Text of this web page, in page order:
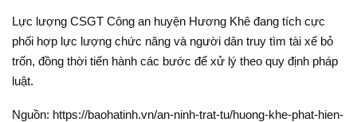
Lực lượng CSGT Công an huyện Hương Khê đang tích cực
phối hợp lực lượng chức năng và người dân truy tìm tài xế bỏ
trốn, đồng thời tiến hành các bước để xử lý theo quy định pháp
luật.
Nguồn: https://baohatinh.vn/an-ninh-trat-tu/huong-khe-phat-hien-